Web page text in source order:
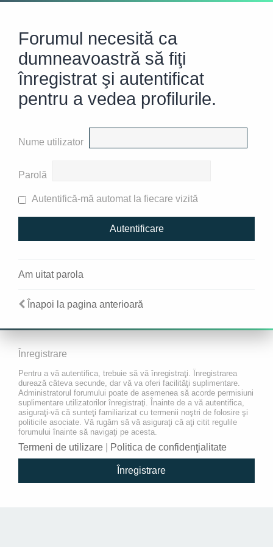
Forumul necesită ca
dumneavoastră să fiţi
înregistrat şi autentificat
pentru a vedea profilurile.
Nume utilizator
Parolă
Autentifică-mă automat la fiecare vizită
Am uitat parola
Înapoi la pagina anterioară
Înregistrare
Pentru a vă autentifica, trebuie să vă înregistraţi. Înregistrarea
durează câteva secunde, dar vă va oferi facilităţi suplimentare.
Administratorul forumului poate de asemenea să acorde permisiuni
suplimentare utilizatorilor înregistraţi. Înainte de a vă autentifica,
asiguraţi-vă că sunteţi familiarizat cu termenii noştri de folosire şi
politicile asociate. Vă rugăm să vă asiguraţi că aţi citit regulile
forumului înainte să navigaţi pe acesta.
Termeni de utilizare Politica de confidenţialitate
Înregistrare